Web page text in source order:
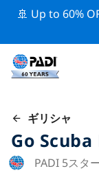
🚢 Up to 60%
ギリシャ
Go
PADI 5スタ